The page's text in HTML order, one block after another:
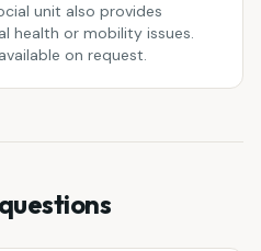
unit also provides
health or mobility issues.
on request.